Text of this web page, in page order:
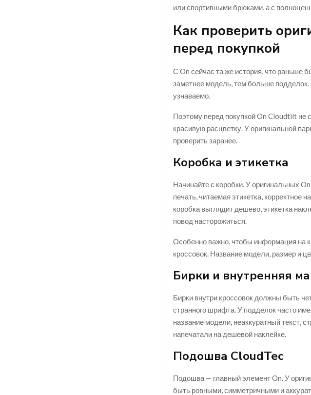
или спортивными брюками, а с
Как проверить
перед покупкой
С On сейчас та же история, что раньше
заметнее модель, тем больше
узнаваемо.
Поэтому перед покупкой On Cloudtilt не
красивую расцветку. У оригинальной
проверить заранее.
Коробка и этикетка
Начинайте с коробки. У оригинальных
печать, читаемая этикетка, корректное
коробка выглядит дешево, этикетка
повод насторожиться.
Особенно важно, чтобы информация на
кроссовок. Название модели, размер и
Бирки и внутренняя
Бирки внутри кроссовок должны быть
странного шрифта. У подделок часто
название модели, неаккуратный текст,
напечатали на дешевой наклейке.
Подошва CloudTec
Подошва — главный элемент On. У
быть ровными, симметричными и